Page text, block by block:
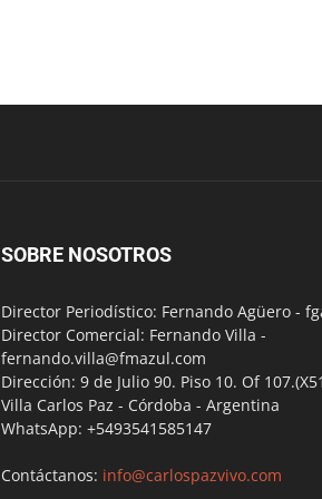
SOBRE NOSOTROS
Director Periodístico: Fernando Agüero -
Director Comercial: Fernando Villa -
fernando.villa@fmazul.com
Dirección: 9 de Julio 90. Piso 10. Of
Villa Carlos Paz - Córdoba - Argentina
WhatsApp: +5493541585147
Contáctanos: info@carlospazvivo.com